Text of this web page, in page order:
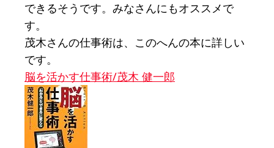
できるそうです。みなさんにもオススメで
す。
茂木さんの仕事術は、このへんの本に詳しい
です。
脳を活かす仕事術/茂木 健一郎